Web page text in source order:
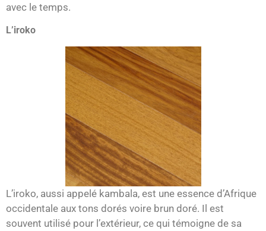
avec le temps.
L’iroko
L’iroko, aussi appelé kambala, est une essence d’Afrique
occidentale aux tons dorés voire brun doré. Il est
souvent utilisé pour l’extérieur, ce qui témoigne de sa